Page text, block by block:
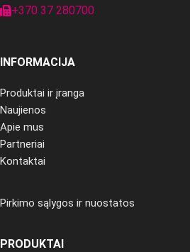
+370 37 280700
INFORMACIJA
Produktai ir įranga
Naujienos
Apie mus
Partneriai
Kontaktai
Pirkimo sąlygos ir nuostatos
PRODUKTAI